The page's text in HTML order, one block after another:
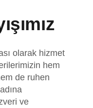
olarak hizmet
hem
de ruhen
ve